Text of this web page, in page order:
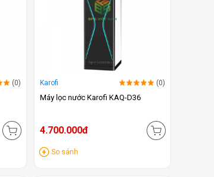
(0) Karofi (0)
Máy lọc nước Karofi KAQ-D36
4.700.000đ
So sánh